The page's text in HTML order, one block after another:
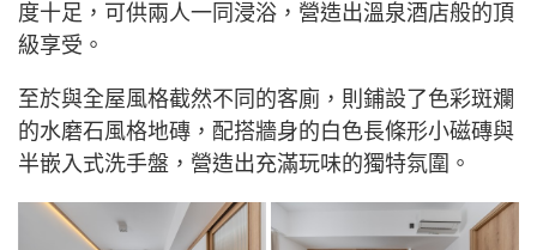
度十足，可供兩人一同浸浴，營造出溫泉酒店般的頂
級享受。
至於與全屋風格截然不同的客廁，則鋪設了色彩斑斕
的水磨石風格地磚，配搭牆身的白色長條形小磁磚與
半嵌入式洗手盤，營造出充滿玩味的獨特氛圍。